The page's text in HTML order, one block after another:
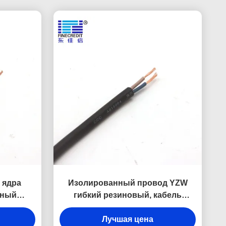
ядра
Изолированный провод YZW
гибкий резиновый, кабель
проводника 1.5mm до 400mm
обнаженный медный
Лучшая цена